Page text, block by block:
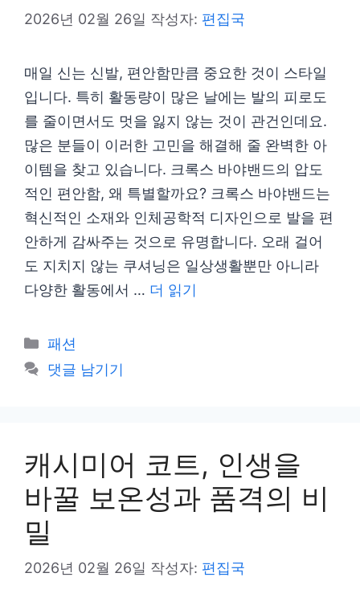
2026년 02월 26일 작성자: 편집국
매일 신는 신발, 편안함만큼 중요한 것이 스타일
입니다. 특히 활동량이 많은 날에는 발의 피로도
를 줄이면서도 멋을 잃지 않는 것이 관건인데요.
많은 분들이 이러한 고민을 해결해 줄 완벽한 아
이템을 찾고 있습니다. 크록스 바야밴드의 압도
적인 편안함, 왜 특별할까요? 크록스 바야밴드는
혁신적인 소재와 인체공학적 디자인으로 발을 편
안하게 감싸주는 것으로 유명합니다. 오래 걸어
도 지치지 않는 쿠셔닝은 일상생활뿐만 아니라
다양한 활동에서 … 더 읽기
카
테
패션
댓글 남기기
캐시미어 코트, 인생을
바꿀 보온성과 품격의 비
밀
2026년 02월 26일 작성자: 편집국